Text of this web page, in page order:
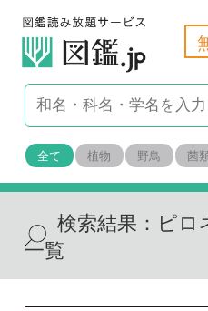
無料
全て 植物 野鳥 菌類
検索結果：ピロネマ